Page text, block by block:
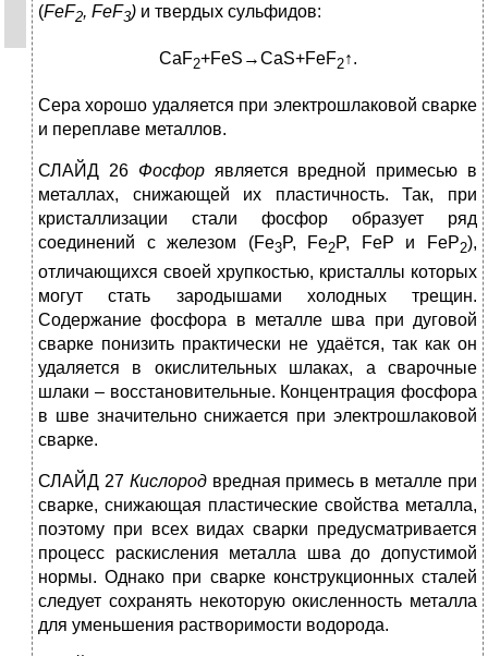
(FeF2, FeF3) и твердых сульфидов:
CaF2+FeS→CaS+FeF2↑.
Сера хорошо удаляется при электрошлаковой сварке
и переплаве металлов.
СЛАЙД 26 Фосфорявляется вредной примесью в
металлах, снижающей их пластичность. Так, при
кристаллизации стали фосфор образует ряд
соединений с железом (Fe3P, Fe2P, FeP и FeP2),
отличающихся своей хрупкостью, кристаллы которых
могут стать зародышами холодных трещин.
Содержание фосфора в металле шва при дуговой
сварке понизить практически не удаётся, так как он
удаляется в окислительных шлаках, а сварочные
шлаки – восстановительные. Концентрация фосфора
в шве значительно снижается при электрошлаковой
сварке.
СЛАЙД 27 Кислородвредная примесь в металле при
сварке, снижающая пластические свойства металла,
поэтому при всех видах сварки предусматривается
процесс раскисления металла шва до допустимой
нормы. Однако при сварке конструкционных сталей
следует сохранять некоторую окисленность металла
для уменьшения растворимости водорода.